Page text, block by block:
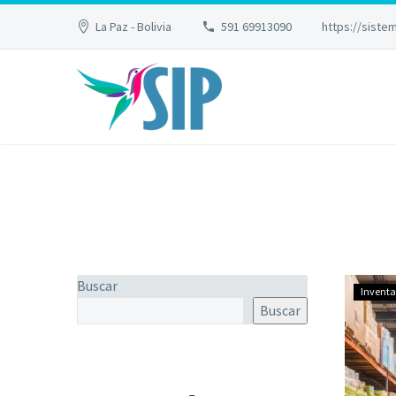
La Paz - Bolivia 591 69913090 https://
Buscar
Buscar